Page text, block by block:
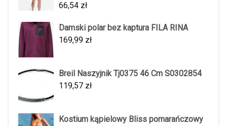
66,54 zł
Damski polar bez kaptura FILA RINA
169,99 zł
Breil Naszyjnik Tj0375 46 Cm S0302854
119,57 zł
Kostium kąpielowy Bliss pomarańczowy